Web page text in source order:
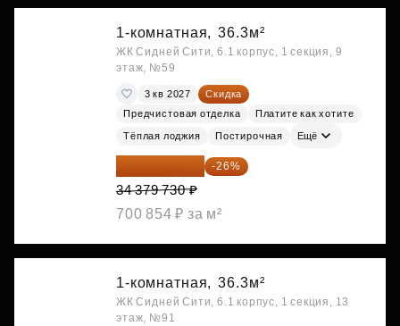
1-комнатная, 36.3м²
ЖК Сидней Сити, 6.1 корпус, 1 секция, 9
этаж, №59
3 кв 2027
Скидка
Предчистовая отделка
Платите как хотите
Тёплая лоджия Постирочная Ещё
25 441 000 ₽ -26%
34 379 730 ₽
700 854 ₽ за м²
1-комнатная, 36.3м²
ЖК Сидней Сити, 6.1 корпус, 1 секция, 13
этаж, №91